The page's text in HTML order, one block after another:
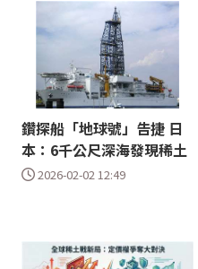
鑽探船「地球號」告捷 日
本：6千公尺深海發現稀土
2026-02-02 12:49